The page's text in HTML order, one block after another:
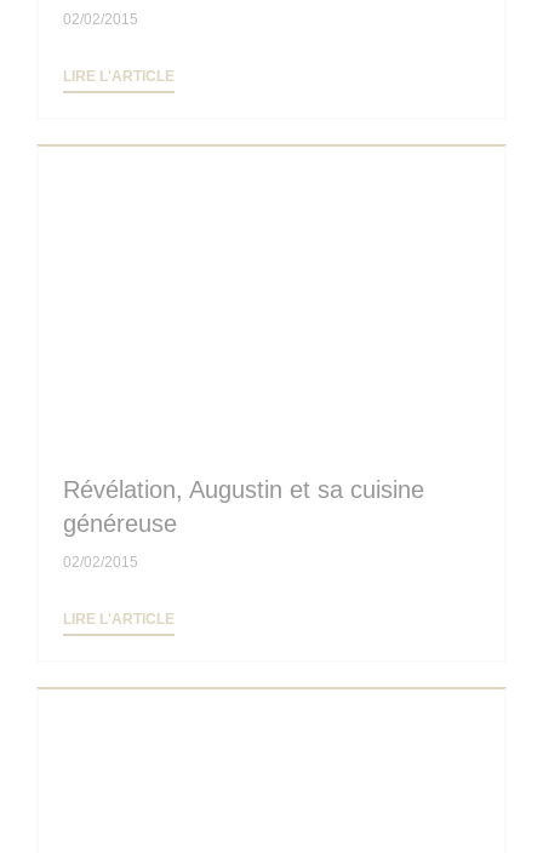
02/02/2015
LIRE L'ARTICLE
Révélation, Augustin et sa cuisine
généreuse
02/02/2015
LIRE L'ARTICLE